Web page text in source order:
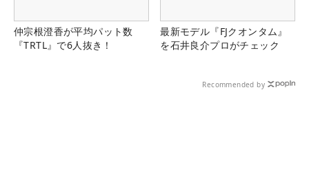
仲宗根澄香が平均パット数
『TRTL』で6人抜き！
最新モデル『FJクオンタム』
を石井良介プロがチェック
Recommended by